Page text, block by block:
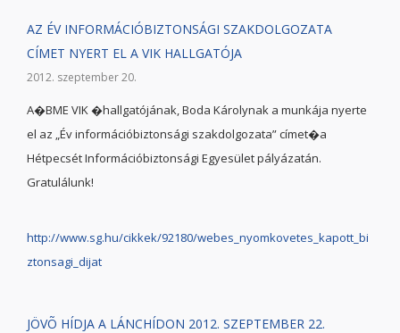
AZ ÉV INFORMÁCIÓBIZTONSÁGI SZAKDOLGOZATA
CÍMET NYERT EL A VIK HALLGATÓJA
2012. szeptember 20.
A�BME VIK �hallgatójának, Boda Károlynak a munkája nyerte
el az „Év információbiztonsági szakdolgozata” címet�a
Hétpecsét Információbiztonsági Egyesület pályázatán.
Gratulálunk!
http://www.sg.hu/cikkek/92180/webes_nyomkovetes_kapott_bi
ztonsagi_dijat
JÖVÕ HÍDJA A LÁNCHÍDON 2012. SZEPTEMBER 22.